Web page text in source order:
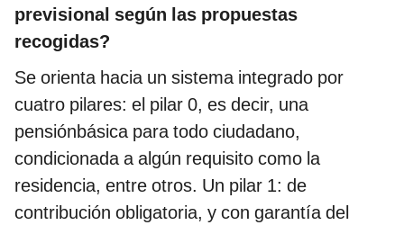
previsional según las propuestas
recogidas?
Se orienta hacia un sistema integrado por
cuatro pilares: el pilar 0, es decir, una
pensiónbásica para todo ciudadano,
condicionada a algún requisito como la
residencia, entre otros. Un pilar 1: de
contribución obligatoria, y con garantía del